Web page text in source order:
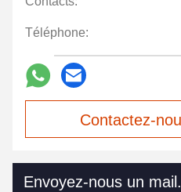
Téléphone:
Contactez-
Envoyez-nous un mail.